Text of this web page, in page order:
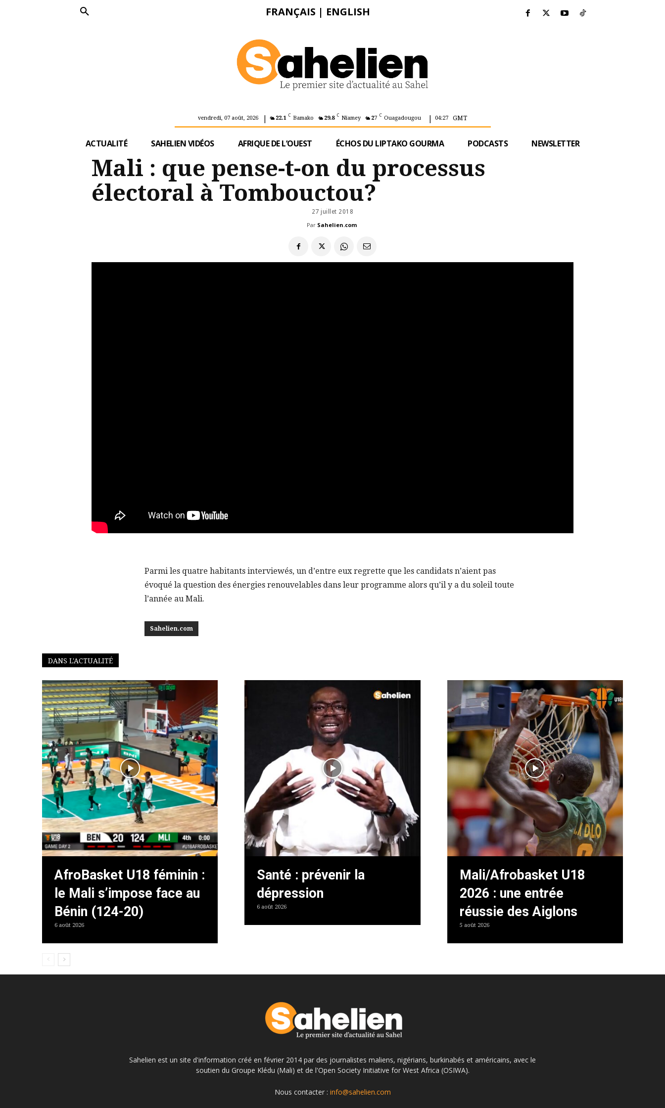
FRANÇAIS | ENGLISH
vendredi, 07 août, 2026 | 22.1 C Bamako 29.8 C Niamey 27 C Ouagadougou | 04:27 GMT
ACTUALITÉ SAHELIEN VIDÉOS AFRIQUE DE L’OUEST ÉCHOS DU LIPTAKO GOURMA PODCASTS NEWSLETTER
Mali : que pense-t-on du processus
électoral à Tombouctou?
27 juillet 2018
Par Sahelien.com
Parmi les quatre habitants interviewés, un d’entre eux regrette que les candidats n’aient pas
évoqué la question des énergies renouvelables dans leur programme alors qu’il y a du soleil toute
l’année au Mali.
Sahelien.com
DANS L'ACTUALITÉ
AfroBasket U18 féminin :
le Mali s’impose face au
Bénin (124-20)
6 août 2026
Santé : prévenir la
dépression
6 août 2026
Mali/Afrobasket U18
2026 : une entrée
réussie des Aiglons
5 août 2026
Sahelien est un site d'information créé en février 2014 par des journalistes maliens, nigérians, burkinabés et américains, avec le
soutien du Groupe Klédu (Mali) et de l'Open Society Initiative for West Africa (OSIWA).
Nous contacter : info@sahelien.com